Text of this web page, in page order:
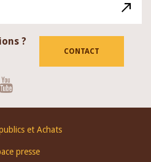
?
CONTACT
et Achats
presse